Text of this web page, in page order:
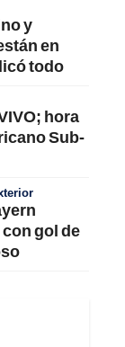
y
en
todo
hora
Sub-
gol de